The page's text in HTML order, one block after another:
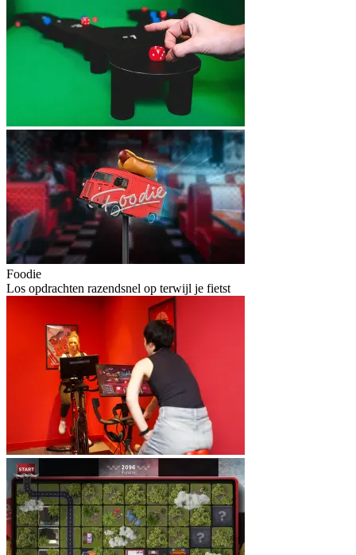
Foodie
Los opdrachten razendsnel op terwijl je fietst